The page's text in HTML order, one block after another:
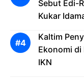
Sebut Edi-
Kukar
Kaltim
Ekonomi di
IKN